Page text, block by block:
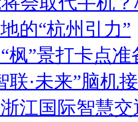
的“杭州引力”
枫”景打卡点
联·未来”脑机
江国际智慧